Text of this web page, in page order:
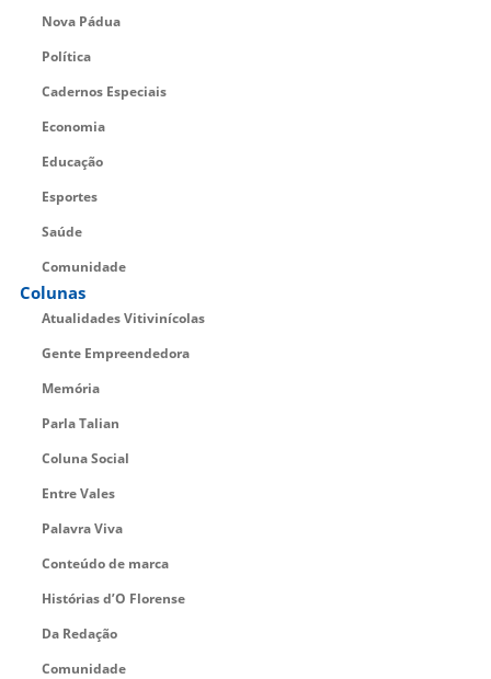
Nova Pádua
Política
Cadernos Especiais
Economia
Educação
Esportes
Saúde
Comunidade
Colunas
Atualidades Vitivinícolas
Gente Empreendedora
Memória
Parla Talian
Coluna Social
Entre Vales
Palavra Viva
Conteúdo de marca
Histórias d’O Florense
Da Redação
Comunidade